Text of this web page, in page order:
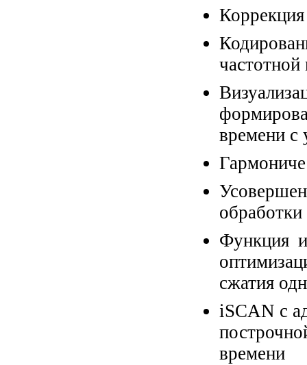
времени с
Функция
сжатия
iSCAN с
времени